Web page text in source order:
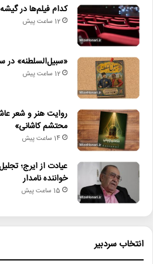
کدام فیلم‌ها در
12 ساعت پیش
«سبیل‌السلطنه»
12 ساعت پیش
روایت هنر و شعر
محتشم کاشانی»
14 ساعت پیش
عیادت از ایرج؛
خواننده نامدار
15 ساعت پیش
انتخاب سردبیر